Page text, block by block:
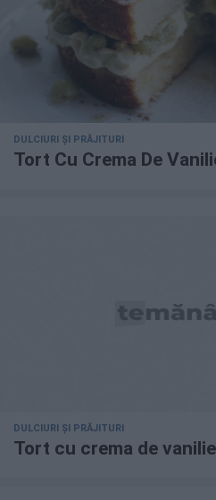
DULCIURI ȘI PRĂJITURI
Tort Cu Crema De
DULCIURI ȘI PRĂJITURI
Tort cu crema de